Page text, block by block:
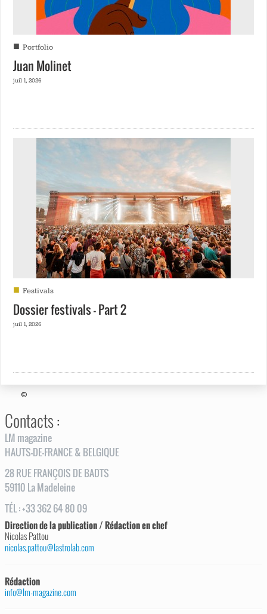
■ Portfolio
Juan Molinet
juil 1, 2026
■ Festivals
Dossier festivals – Part 2
juil 1, 2026
©
Contacts :
LM magazine
HAUTS-DE-FRANCE & BELGIQUE
28RUEFRANÇOIS DE BADTS
59110 La Madeleine
TÉL:+33 362 64 80 09
Direction de la publication / Rédaction en chef
Nicolas Pattou
nicolas.pattou@lastrolab.com
Rédaction
info@lm-magazine.com